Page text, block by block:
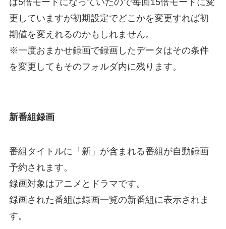
は5倍モードになっていたので毎回15倍モードに変
更していますが初期設定でどこかを変更すれば初
期値を変えれるのかもしれません。
※一度おまかせ録画で録画したデータはその条件
を変更してもそのフォルダ内に残ります。
新番組録画
番組タイトルに「新」が含まれる番組が自動録画
予約されます。
録画対象はアニメとドラマです。
録画された番組は録画一覧の新番組に表示されま
す。